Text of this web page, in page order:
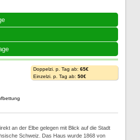
Doppelzi. p. Tag ab: 65€
Einzelzi. p. Tag ab: 50€
an der Elbe gelegen mit Blick auf die Stadt
Schweiz. Das Haus wurde 1868 von